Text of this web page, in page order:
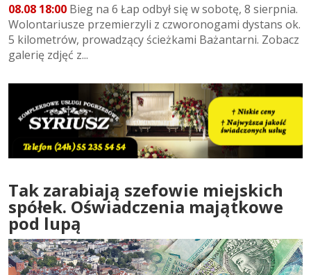
08.08 18:00 Bieg na 6 Łap odbył się w sobotę, 8 sierpnia.
Wolontariusze przemierzyli z czworonogami dystans ok.
5 kilometrów, prowadzący ścieżkami Bażantarni. Zobacz
galerię zdjęć z...
Tak zarabiają szefowie miejskich
spółek. Oświadczenia majątkowe
pod lupą